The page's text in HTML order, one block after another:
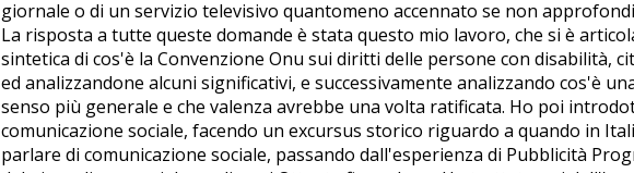
giornale o di un servizio televisivo quantomeno accennato se non
La risposta a tutte queste domande è stata questo mio lavoro, che si è
sintetica di cos'è la Convenzione Onu sui diritti delle persone con disabilità,
ed analizzandone alcuni significativi, e successivamente analizzando cos'è
senso più generale e che valenza avrebbe una volta ratificata. Ho poi
comunicazione sociale, facendo un excursus storico riguardo a quando in
parlare di comunicazione sociale, passando dall'esperienza di Pubblicità